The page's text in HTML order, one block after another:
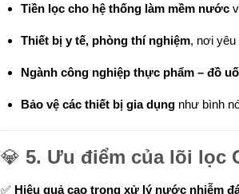
Tiền lọc cho hệ thống làm mềm nước
Thiết bị y tế, phòng thí nghiệm, nơi yêu
Ngành công nghiệp thực phẩm – đồ
Bảo vệ các thiết bị gia dụngnhư bình
💎 5. Ưu điểm của lõi lọc
✅ Hiệu quả cao trong xử lý nước nhiễm